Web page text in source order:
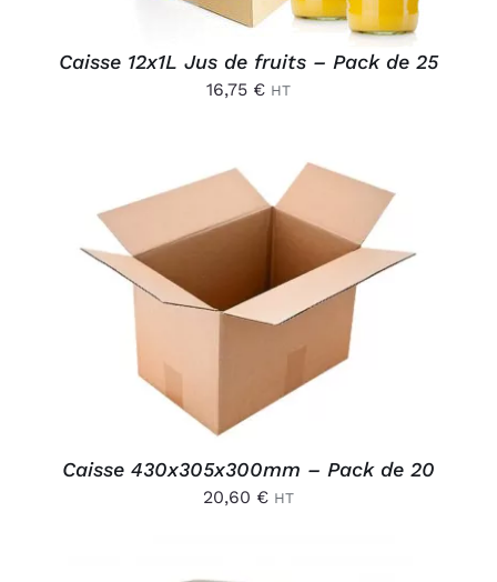
Caisse 12x1L Jus de fruits – Pack de 25
16,75 € HT
AJOUTER AU PANIER
Caisse 430x305x300mm – Pack de 20
20,60 € HT